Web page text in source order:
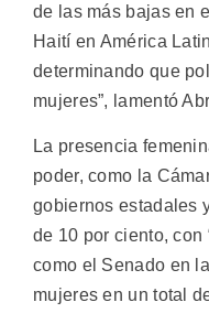
de las más bajas en
Haití en América
determinando que
mujeres”, lamentó
La presencia
poder, como la
gobiernos estadales
de 10 por ciento, con
como el Senado en
mujeres en un total